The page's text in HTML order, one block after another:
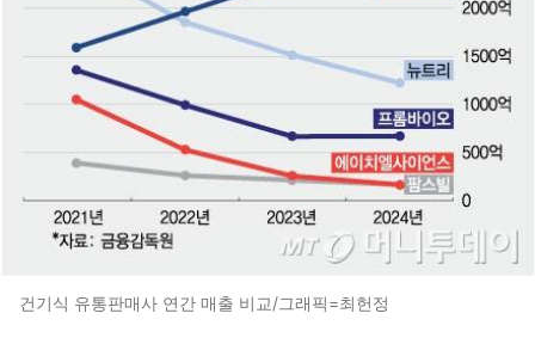
건기식 유통판매사 연간 매출 비교/그래픽=최헌정